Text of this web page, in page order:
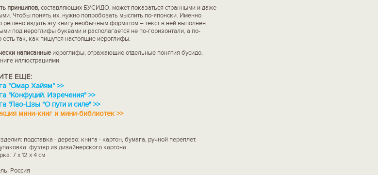
принципов,составляющих БУСИДО, может показаться странными и даже
Чтобы понять их, нужно попробовать мыслить по-японски. Именно
решено издать эту книгу необычным форматом – текст в ней выполнен
под иероглифы буквами и располагается не по-горизонтали, а по-
есть так, как пишутся настоящие иероглифы.
написанныеиероглифы, отражающие отдельные понятия бусидо,
иллюстрациями.
ЕЩЕ:
"Омар Хайям" >>
"Конфуций. Изречения" >>
"Лао-Цзы "О пути и силе" >>
мини-книг и мини-библиотек >>
подставка - дерево; книга - картон, бумага, ручной переплет.
футляр из дизайнерского картона
7 x 12 x 4 см
Россия